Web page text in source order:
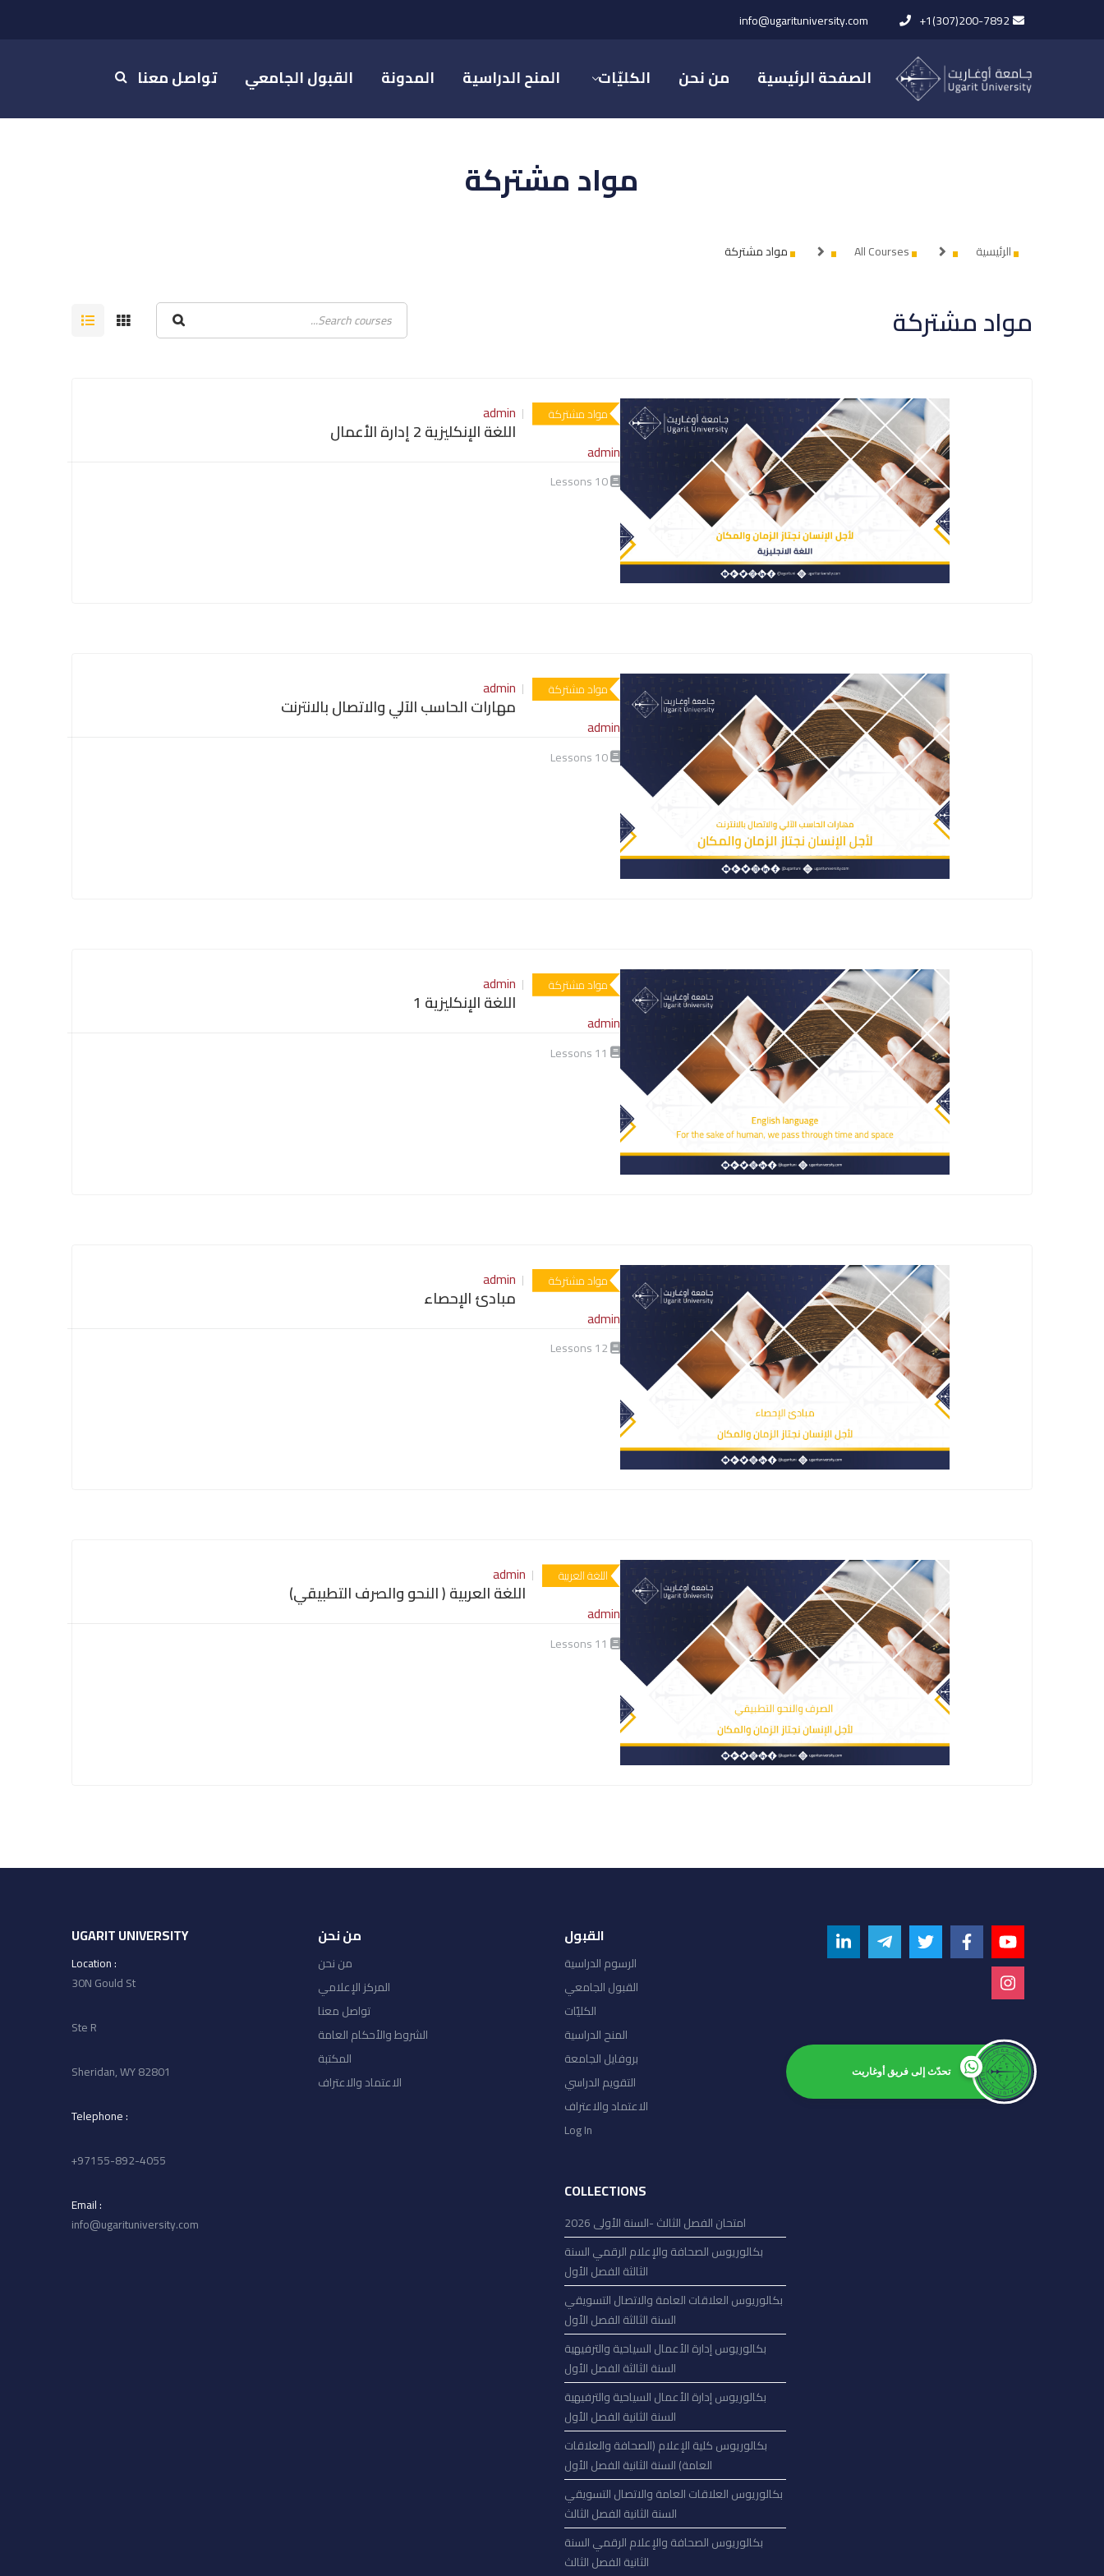
info@ugarituniversity.com +1(307)200-7892
تواصل معنا القبول الجامعي المدونة المنح الدراسية الكليّات من نحن الصفحة الرئيسية
مواد مشتركة
الرئيسية All Courses مواد مشتركة
مواد مشتركة
مواد مشتركة admin
اللغة الإنكليزية 2 إدارة الأعمال
admin
10
Lessons
مواد مشتركة admin
مهارات الحاسب الآلي والاتصال بالانترنت
admin
10
Lessons
مواد مشتركة admin
اللغة الإنكليزية 1
admin
11
Lessons
مواد مشتركة admin
مبادئ الإحصاء
admin
12
Lessons
اللغة العربية admin
اللغة العربية ( النحو والصرف التطبيقي)
admin
11
Lessons
UGARIT UNIVERSITY
: Location
30N Gould St
Ste R
Sheridan, WY 82801
: Telephone
97155-892-4055+
: Email
info@ugarituniversity.com
من نحن
من نحن
المركز الإعلامي
تواصل معنا
الشروط والأحكام العامة
المكتبة
الاعتماد والاعتراف
القبول
الرسوم الدراسية
القبول الجامعي
الكليّات
المنح الدراسية
بروفايل الجامعة
التقويم الدراسي
الاعتماد والاعتراف
Log In
COLLECTIONS
امتحان الفصل الثالث -السنة الأولى 2026
بكالوريوس الصحافة والإعلام الرقمي السنة
الثالثة الفصل الأول
بكالوريوس العلاقات العامة والاتصال التسويقي
السنة الثالثة الفصل الأول
بكالوريوس إدارة الأعمال السياحية والترفيهية
السنة الثالثة الفصل الأول
بكالوريوس إدارة الأعمال السياحية والترفيهية
السنة الثانية الفصل الأول
بكالوريوس كلية الإعلام (الصحافة والعلاقات
العامة) السنة الثانية الفصل الأول
بكالوريوس العلاقات العامة والاتصال التسويقي
السنة الثانية الفصل الثالث
بكالوريوس الصحافة والإعلام الرقمي السنة
الثانية الفصل الثالث
تحدّث إلى فريق أوغاريت